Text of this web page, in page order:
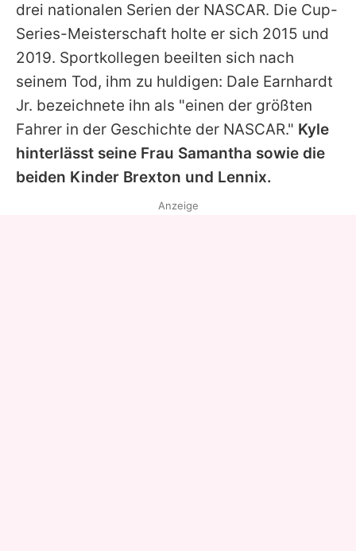
drei nationalen Serien der NASCAR. Die Cup-
Series-Meisterschaft holte er sich 2015 und
2019. Sportkollegen beeilten sich nach
seinem Tod, ihm zu huldigen: Dale Earnhardt
Jr. bezeichnete ihn als "einen der größten
Fahrer in der Geschichte der NASCAR." Kyle
hinterlässt seine Frau Samantha sowie die
beiden Kinder Brexton und Lennix.
Anzeige